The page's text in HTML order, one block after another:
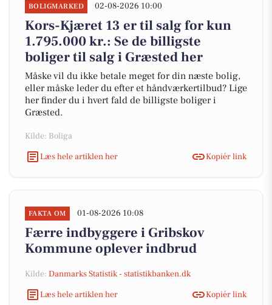
BOLIGMARKED 02-08-2026 10:00
Kors-Kjæret 13 er til salg for kun
1.795.000 kr.: Se de billigste
boliger til salg i Græsted her
Måske vil du ikke betale meget for din næste bolig,
eller måske leder du efter et håndværkertilbud? Lige
her finder du i hvert fald de billigste boliger i
Græsted.
Kilde: Boliga
Læs hele artiklen her
Kopiér link
FAKTA OM 01-08-2026 10:08
Færre indbyggere i Gribskov
Kommune oplever indbrud
Kilde: Danmarks Statistik - statistikbanken.dk
Læs hele artiklen her
Kopiér link